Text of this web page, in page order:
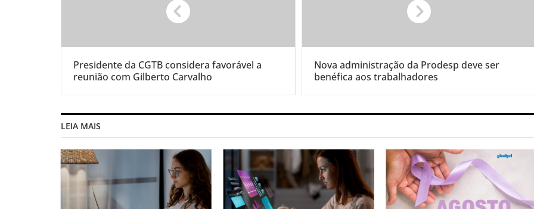
Presidente da CGTB considera favorável a
reunião com Gilberto Carvalho
Nova administração da Prodesp deve ser
benéfica aos trabalhadores
LEIA MAIS